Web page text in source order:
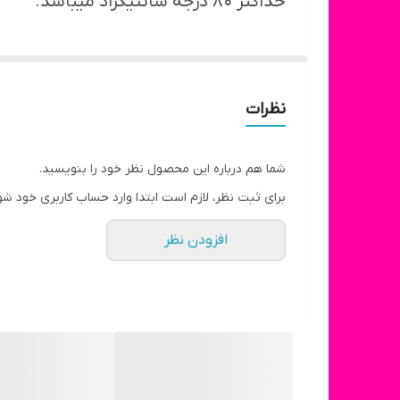
نظرات
شما هم درباره این محصول نظر خود را بنویسید.
برای ثبت نظر، لازم است ابتدا وارد حساب کاربری خود
افزودن نظر